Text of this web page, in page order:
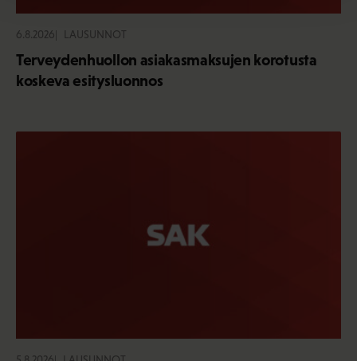
6.8.2026 LAUSUNNOT
Terveydenhuollon asiakasmaksujen korotusta
koskeva esitysluonnos